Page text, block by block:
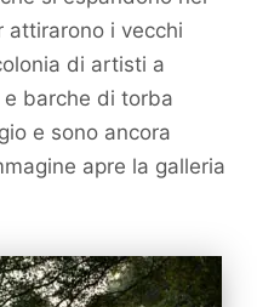
attirarono i vecchi
di artisti a
barche di torba
e sono ancora
apre la galleria